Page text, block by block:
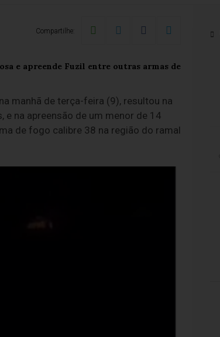
Compartilhe:
manhã de terça-feira (9), resultou na
e na apreensão de um menor de 14
de fogo calibre 38 na região do ramal